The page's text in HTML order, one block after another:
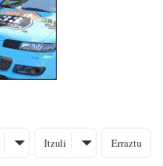
Itzuli Erraztu